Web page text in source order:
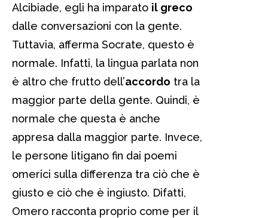
Alcibiade, egli ha imparato il greco
dalle conversazioni con la gente.
Tuttavia, afferma Socrate, questo è
normale. Infatti, la lingua parlata non
è altro che frutto dell’accordo tra la
maggior parte della gente. Quindi, è
normale che questa è anche
appresa dalla maggior parte. Invece,
le persone litigano fin dai poemi
omerici sulla differenza tra ciò che è
giusto e ciò che è ingiusto. Difatti,
Omero racconta proprio come per il